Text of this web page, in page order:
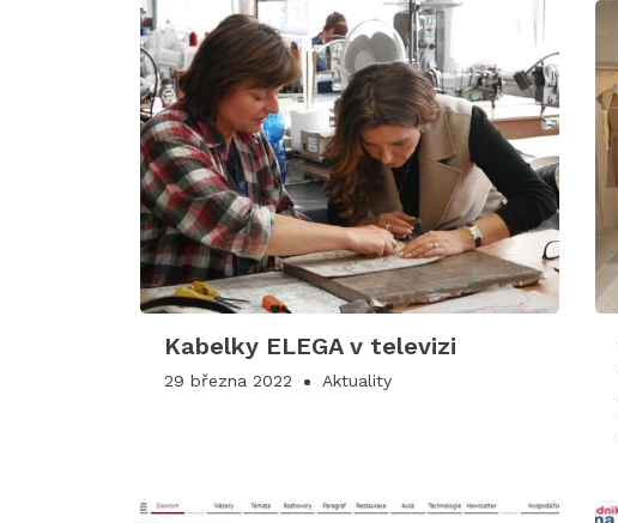
Kabelky ELEGA v televizi
29 března 2022 Aktuality